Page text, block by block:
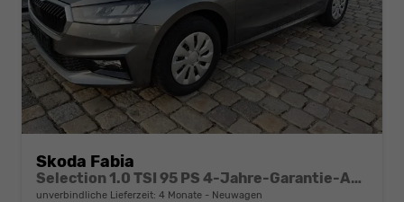
Skoda Fabia
Selection 1.0 TSI 95 PS 4-Jahre-Garantie-AppleCarPlay-AndroidAuto-LED-PDC-Sitzheizung-DAB-Klima
unverbindliche Lieferzeit: 4 Monate Neuwagen